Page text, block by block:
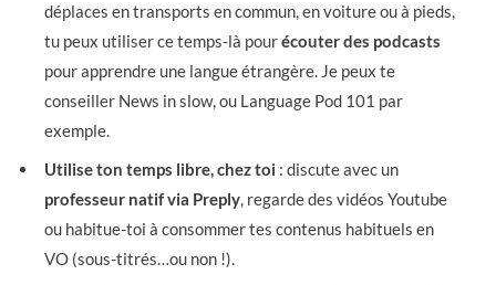
déplaces en transports en commun, en voiture ou à pieds,
tu peux utiliser ce temps-là pourécouter des podcasts
pour apprendre une langue étrangère. Je peux te
conseiller News in slow, ou Language Pod 101 par
exemple.
Utilise ton temps libre, chez toi : discute avec un
professeur natif via Preply, regarde des vidéos Youtube
ou habitue-toi à consommer tes contenus habituels en
VO (sous-titrés…ou non !).